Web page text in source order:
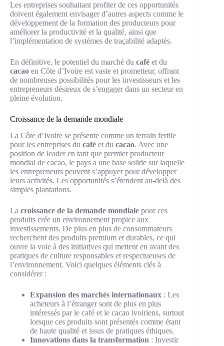
Les entreprises souhaitant profiter de ces opportunités
doivent également envisager d’autres aspects comme le
développement de la formation des producteurs pour
améliorer la productivité et la qualité, ainsi que
l’implémentation de systèmes de traçabilité adaptés.
En définitive, le potentiel du marché du café et du
cacao en Côte d’Ivoire est vaste et prometteur, offrant
de nombreuses possibilités pour les investisseurs et les
entrepreneurs désireux de s’engager dans un secteur en
pleine évolution.
Croissance de la demande mondiale
La Côte d’Ivoire se présente comme un terrain fertile
pour les entreprises du café et du cacao. Avec une
position de leader en tant que premier producteur
mondial de cacao, le pays a une base solide sur laquelle
les entrepreneurs peuvent s’appuyer pour développer
leurs activités. Les opportunités s’étendent au-delà des
simples plantations.
La croissance de la demande mondiale pour ces
produits crée un environnement propice aux
investissements. De plus en plus de consommateurs
recherchent des produits premium et durables, ce qui
ouvre la voie à des initiatives qui mettent en avant des
pratiques de culture responsables et respectueuses de
l’environnement. Voici quelques éléments clés à
considérer :
Expansion des marchés internationaux : Les
acheteurs à l’étranger sont de plus en plus
intéressés par le café et le cacao ivoiriens, surtout
lorsque ces produits sont présentés comme étant
de haute qualité et issus de pratiques éthiques.
Innovations dans la transformation : Investir